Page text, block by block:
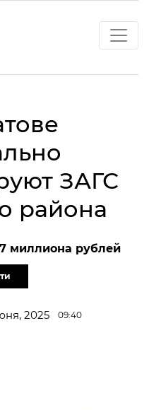
ЗАГС
района
миллиона рублей
2025 09:40